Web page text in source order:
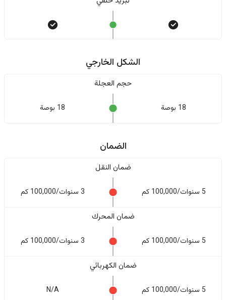
الشكل الخارجي
حجم العجلة
18 بوصة 18 بوصة
الضمان
ضمان النقل
5 سنوات/100,000 كم 3 سنوات/100,000 كم
ضمان المحرك
5 سنوات/100,000 كم 3 سنوات/100,000 كم
ضمان الكهربائي
5 سنوات/100,000 كم N/A